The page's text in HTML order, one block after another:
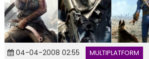
04-04-2008 02:55 MULTIPLATFORM